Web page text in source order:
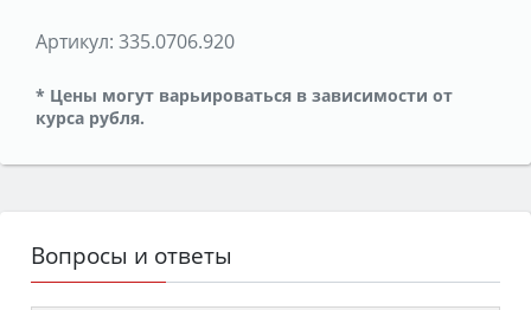
Артикул: 335.0706.920
* Цены могут варьироваться в зависимости от
курса рубля.
Вопросы и ответы